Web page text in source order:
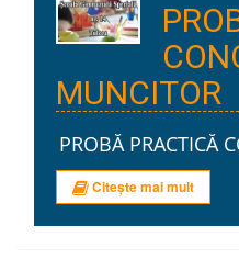
MUNCITOR
PROBĂ PRACTICĂ
Citește mai mult